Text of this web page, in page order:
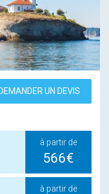
DEMANDER UN DEVIS
à partir de
566€
à partir de